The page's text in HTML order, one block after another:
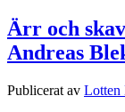
Ärr och
Andreas
Publicerat av Lotten